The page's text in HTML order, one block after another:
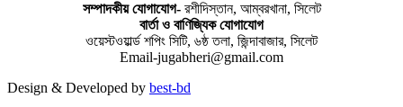
সম্পাদকীয় যােগাযোগ-রশীদিস্তান, আম্বরখানা, সিলেট
বার্তা ও বাণিজ্যিক যোগাযােগ
ওয়েস্টওয়ার্ল্ড শপিং সিটি, ৬ষ্ঠ তলা, জিন্দাবাজার, সিলেট
Email-jugabheri@gmail.com
Design & Developed by best-bd